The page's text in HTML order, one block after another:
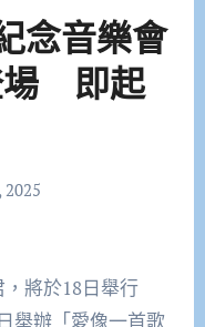
念音樂會
場 即起
2025
將於18日舉行
舉辦「愛像一首歌